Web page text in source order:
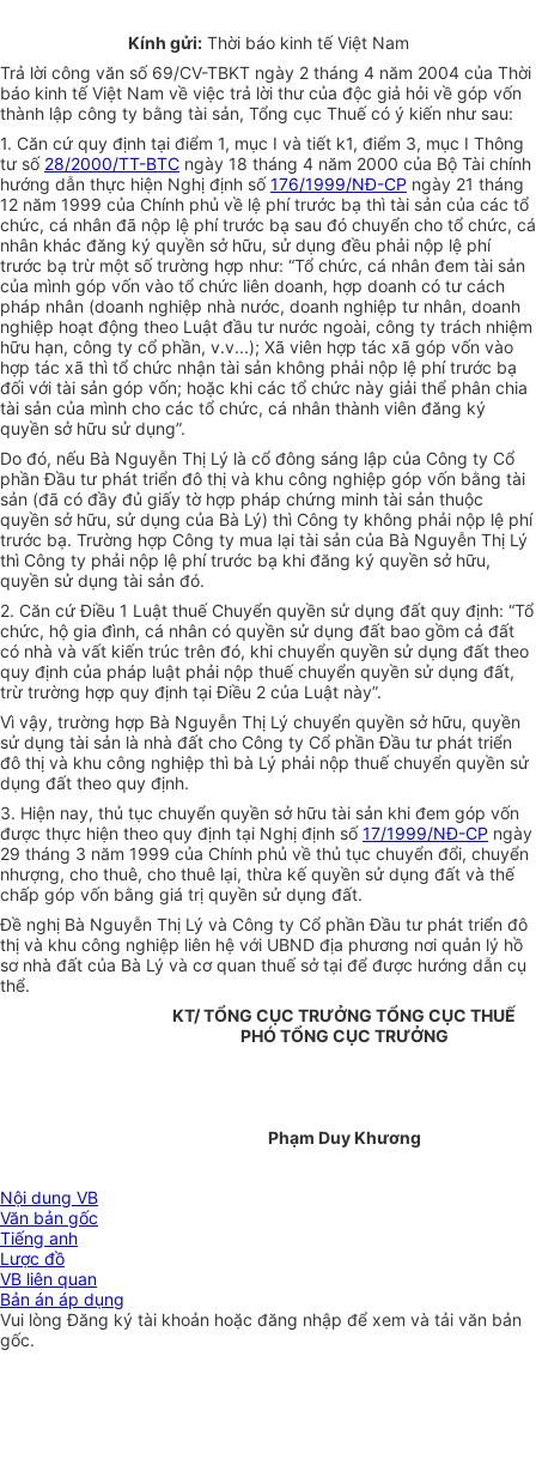
Kính gửi:Thời báo kinh tế Việt Nam
Trả lời công văn số 69/CV-TBKT ngày 2 tháng 4 năm 2004 của Thời
báo kinh tế Việt Nam về việc trả lời thư của độc giả hỏi về góp vốn
thành lập công ty bằng tài sản, Tổng cục Thuế có ý kiến như sau:
1. Căn cứ quy định tại điểm 1, mục I và tiết k1, điểm 3, mục I Thông
tư số 28/2000/TT-BTC ngày 18 tháng 4 năm 2000 của Bộ Tài chính
hướng dẫn thực hiện Nghị định số176/1999/NĐ-CP ngày 21 tháng
12 năm 1999 của Chính phủ về lệ phí trước bạ thì tài sản của các tổ
chức, cá nhân đã nộp lệ phí trước bạ sau đó chuyển cho tổ chức, cá
nhân khác đăng ký quyền sở hữu, sử dụng đều phải nộp lệ phí
trước bạ trừ một số trường hợp như: “Tổ chức, cá nhân đem tài sản
của mình góp vốn vào tổ chức liên doanh, hợp doanh có tư cách
pháp nhân (doanh nghiệp nhà nước, doanh nghiệp tư nhân, doanh
nghiệp hoạt động theo Luật đầu tư nước ngoài, công ty trách nhiệm
hữu hạn, công ty cổ phần, v.v...); Xã viên hợp tác xã góp vốn vào
hợp tác xã thì tổ chức nhận tài sản không phải nộp lệ phí trước bạ
đối với tài sản góp vốn; hoặc khi các tổ chức này giải thể phân chia
tài sản của mình cho các tổ chức, cá nhân thành viên đăng ký
quyền sở hữu sử dụng”.
Do đó, nếu Bà Nguyễn Thị Lý là cổ đông sáng lập của Công ty Cổ
phần Đầu tư phát triển đô thị và khu công nghiệp góp vốn bằng tài
sản (đã có đầy đủ giấy tờ hợp pháp chứng minh tài sản thuộc
quyền sở hữu, sử dụng của Bà Lý) thì Công ty không phải nộp lệ phí
trước bạ. Trường hợp Công ty mua lại tài sản của Bà Nguyễn Thị Lý
thì Công ty phải nộp lệ phí trước bạ khi đăng ký quyền sở hữu,
quyền sử dụng tài sản đó.
2. Căn cứ Điều 1 Luật thuế Chuyển quyền sử dụng đất quy định: “Tổ
chức, hộ gia đình, cá nhân có quyền sử dụng đất bao gồm cả đất
có nhà và vất kiến trúc trên đó, khi chuyển quyền sử dụng đất theo
quy định của pháp luật phải nộp thuế chuyển quyền sử dụng đất,
trừ trường hợp quy định tại Điều 2 của Luật này”.
Vì vậy, trường hợp Bà Nguyễn Thị Lý chuyển quyền sở hữu, quyền
sử dụng tài sản là nhà đất cho Công ty Cổ phần Đầu tư phát triển
đô thị và khu công nghiệp thì bà Lý phải nộp thuế chuyển quyền sử
dụng đất theo quy định.
3. Hiện nay, thủ tục chuyển quyền sở hữu tài sản khi đem góp vốn
được thực hiện theo quy định tại Nghị định số17/1999/NĐ-CP ngày
29 tháng 3 năm 1999 của Chính phủ về thủ tục chuyển đổi, chuyển
nhượng, cho thuê, cho thuê lại, thừa kế quyền sử dụng đất và thế
chấp góp vốn bằng giá trị quyền sử dụng đất.
Đề nghị Bà Nguyễn Thị Lý và Công ty Cổ phần Đầu tư phát triển đô
thị và khu công nghiệp liên hệ với UBND địa phương nơi quản lý hồ
sơ nhà đất của Bà Lý và cơ quan thuế sở tại để được hướng dẫn cụ
thể.
KT/ TỔNG CỤC TRƯỞNG TỔNG CỤC THUẾ
PHÓ TỔNG CỤC TRƯỞNG
Phạm Duy Khương
Nội dung VB
Văn bản gốc
Tiếng anh
Lược đồ
VB liên quan
Bản án áp dụng
Vui lòngĐăng ký tài khoản hoặc đăng nhập để xem và tải văn bản
gốc.